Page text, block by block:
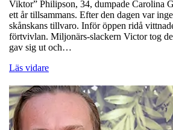
Viktor” Philipson, 34, dumpade Carolina
ett år tillsammans. Efter den dagen var
skånskans tillvaro. Inför öppen ridå
förtvivlan. Miljonärs-slackern Victor tog
gav sig ut och…
Läs vidare